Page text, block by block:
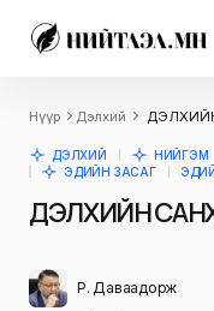
Нүүр Дэлхий
ДЭЛХИЙ НИЙГЭМ
ЭДИЙН ЗАСАГ
ДЭЛХИЙН
Р. Даваадорж